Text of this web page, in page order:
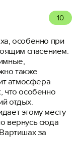
10
особенно при
спасением.
также
атмосфера
что особенно
отдых.
этому месту
вернусь сюда
за